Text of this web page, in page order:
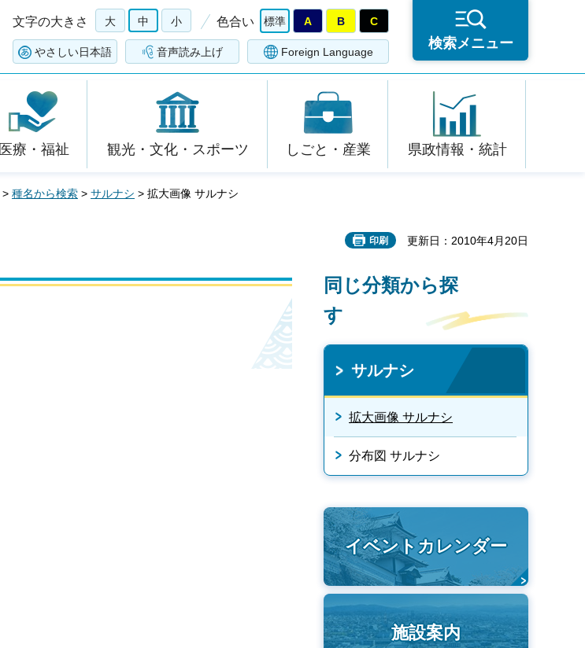
文字の大きさ 大 中 小 色合い 標準 A B C
やさしい日本語 音声読み上げ Foreign Language
検索メニュー
医療・福祉 観光・文化・スポーツ しごと・産業 県政情報・統計
> 種名から検索 > サルナシ > 拡大画像 サルナシ
印刷 更新日：2010年4月20日
同じ分類から探
す
サルナシ
拡大画像 サルナシ
分布図 サルナシ
イベントカレンダー
施設案内